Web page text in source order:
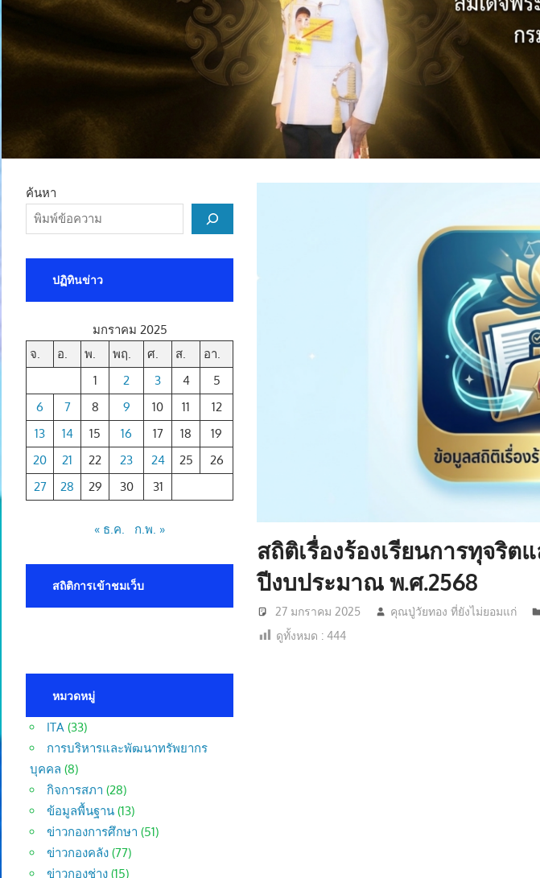
สถิติเรื่องร้องเรียนการทุจริ
ปีงบประมาณ พ.ศ.2568
27 มกราคม 2025 คุณปู่วัยทอง ที่ยังไม่ยอมแก่
ดูทั้งหมด : 444
ค้นหา
ปฏิทินข่าว
มกราคม 2025
จ.
อ. พ. พฤ. ศ. ส.
อา.
1
2 3 4
5
6
7 8 9 10 11
12
13
14 15 16 17 18
19
20
21 22 23 24 25
26
27
28 29 30 31
« ธ.ค. ก.พ. »
สถิติการเข้าชมเว็บ
หมวดหมู่
ITA(33)
การบริหารและพัฒนาทรัพยากร
บุคคล (8)
กิจการสภา (28)
ข้อมูลพื้นฐาน(13)
ข่าวกองการศึกษา (51)
ข่าวกองคลัง(77)
ข่าวกองช่าง(15)